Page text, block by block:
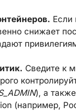
Если
снижает
Сведите к
), а
(например,